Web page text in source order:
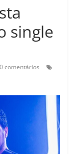
single
0 comentários